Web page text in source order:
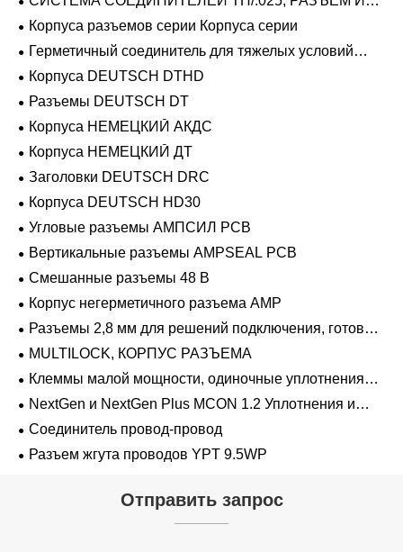
ВКЛАДЫШ
Корпуса разъемов серии Корпуса серии
Герметичный соединитель для тяжелых условий
эксплуатации Фиксирующие направляющие серии
Корпуса DEUTSCH DTHD
Разъемы DEUTSCH DT
Корпуса НЕМЕЦКИЙ АКДС
Корпуса НЕМЕЦКИЙ ДТ
Заголовки DEUTSCH DRC
Корпуса DEUTSCH HD30
Угловые разъемы АМПСИЛ PCB
Вертикальные разъемы AMPSEAL PCB
Смешанные разъемы 48 В
Корпус негерметичного разъема AMP
Разъемы 2,8 мм для решений подключения, готовых
к напряжению 48 В
MULTILOCK, КОРПУС РАЗЪЕМА
Клеммы малой мощности, одиночные уплотнения
проводов 1,2 мм-2,8 мм
NextGen и NextGen Plus MCON 1.2 Уплотнения и
заглушки для полостей с одинарной проволокой с
замком-копьем
Соединитель провод-провод
Разъем жгута проводов YPT 9.5WP
Отправить запрос